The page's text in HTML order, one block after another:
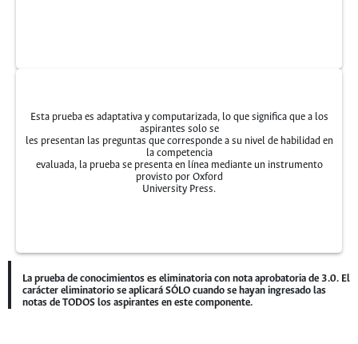
Esta prueba es adaptativa y computarizada, lo que significa que a los
aspirantes solo se
les presentan las preguntas que corresponde a su nivel de habilidad en
la competencia
evaluada, la prueba se presenta en línea mediante un instrumento
provisto por Oxford
University Press.
La prueba de conocimientos es eliminatoria con nota aprobatoria de 3.0. El
carácter eliminatorio se aplicará SÓLO cuando se hayan ingresado las
notas de TODOS los aspirantes en este componente.